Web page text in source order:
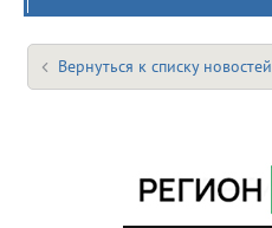
Вернуться к списку новостей